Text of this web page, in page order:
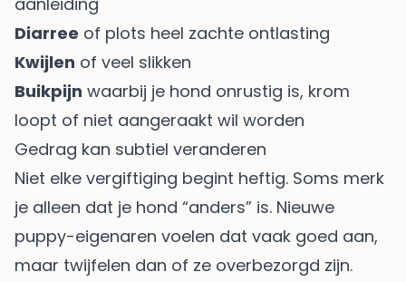
Diarree of plots heel zachte ontlasting
Kwijlen of veel slikken
Buikpijn waarbij je hond onrustig is, krom
loopt of niet aangeraakt wil worden
Gedrag kan subtiel veranderen
Niet elke vergiftiging begint heftig. Soms merk
je alleen dat je hond “anders” is. Nieuwe
puppy-eigenaren voelen dat vaak goed aan,
maar twijfelen dan of ze overbezorgd zijn.